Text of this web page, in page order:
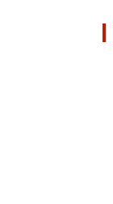
I